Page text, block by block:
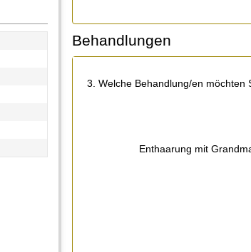
Behandlungen
3. Welche Behandlung/en möchten
Enthaarung mit